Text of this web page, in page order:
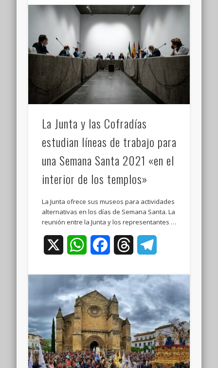
La Junta y las Cofradías
estudian líneas de trabajo para
una Semana Santa 2021 «en el
interior de los templos»
La Junta ofrece sus museos para actividades
alternativas en los días de Semana Santa. La
reunión entre la Junta y los representantes …
WhatsAppFacebookThreads